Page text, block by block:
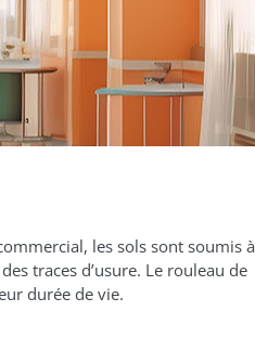
les sols sont soumis à
traces d’usure. Le rouleau de
durée de vie.